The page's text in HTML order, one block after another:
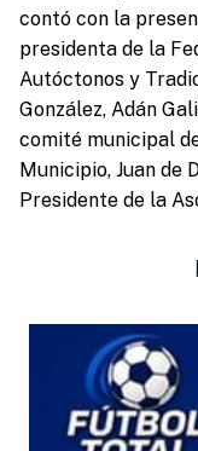
contó con la
presidenta de la
Autóctonos y
González, Adán
comité municipal
Municipio, Juan de
Presidente de la